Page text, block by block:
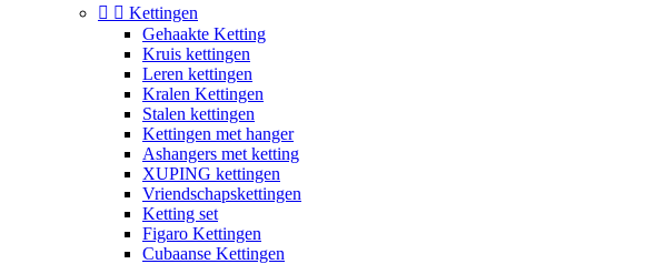
  Kettingen
Gehaakte Ketting
Kruis kettingen
Leren kettingen
Kralen Kettingen
Stalen kettingen
Kettingen met hanger
Ashangers met ketting
XUPING kettingen
Vriendschapskettingen
Ketting set
Figaro Kettingen
Cubaanse Kettingen